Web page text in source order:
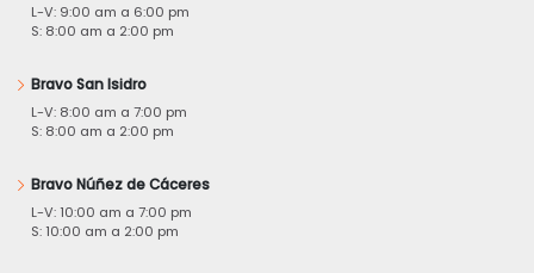
L-V: 9:00 am a 6:00 pm
S: 8:00 am a 2:00 pm
Bravo San Isidro
L-V: 8:00 am a 7:00 pm
S: 8:00 am a 2:00 pm
Bravo Núñez de Cáceres
L-V: 10:00 am a 7:00 pm
S: 10:00 am a 2:00 pm